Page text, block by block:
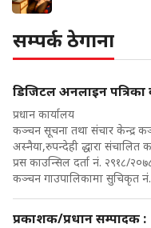
सम्पर्क ठेगाना
डिजिटल अनलाइन
प्रधान कार्यालय
कञ्चन सूचना तथा संचार केन्द्र
अस्नैया,रुपन्देही द्धारा
प्रस काउन्सिल दर्ता नं. २९१८/
कञ्चन गाउपालिकामा सुचिकृत
प्रकाशक/प्रधान सम्पादक :